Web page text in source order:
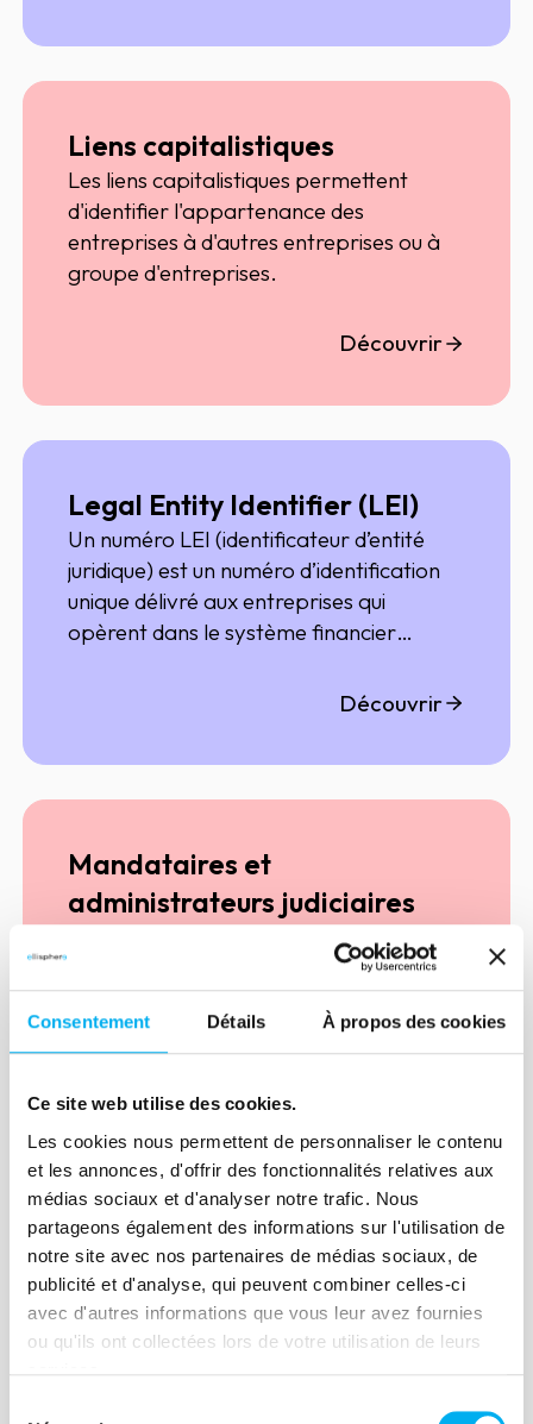
Consentement Détails À propos des cookies
Ce site web utilise des cookies.
Les cookies nous permettent de personnaliser le contenu
et les annonces, d'offrir des fonctionnalités relatives aux
médias sociaux et d'analyser notre trafic. Nous
partageons également des informations sur l'utilisation de
notre site avec nos partenaires de médias sociaux, de
publicité et d'analyse, qui peuvent combiner celles-ci
avec d'autres informations que vous leur avez fournies
ou qu'ils ont collectées lors de votre utilisation de leurs
Liens capitalistiques
Les liens capitalistiques permettent
d'identifier l'appartenance des
entreprises à d'autres entreprises ou à
groupe d'entreprises.
Découvrir
Legal Entity Identifier (LEI)
Un numéro LEI (identificateur d’entité
juridique) est un numéro d’identification
unique délivré aux entreprises qui
opèrent dans le système financier
Découvrir
Mandataires et
administrateurs judiciaires
Le mandataire Judiciaire est désigné
dans toute procédure collective. Il est
chargé par décision de justice de
représenter les créanciers, de préserver
les droits financiers des salariés et de
réaliser les actifs des entreprises en
créanciers.
Procédures collectives
La procédure collective est une
procédure de redressement ou de
liquidation judiciaire organisant le